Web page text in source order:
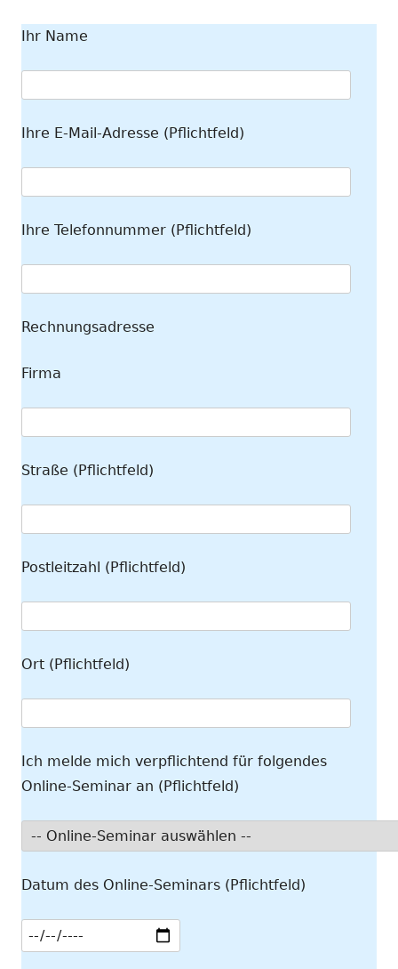
Ihr Name
Ihre E-Mail-Adresse (Pflichtfeld)
Ihre Telefonnummer (Pflichtfeld)
Rechnungsadresse
Firma
Straße (Pflichtfeld)
Postleitzahl (Pflichtfeld)
Ort (Pflichtfeld)
Ich melde mich verpflichtend für folgendes
Online-Seminar an (Pflichtfeld)
Datum des Online-Seminars (Pflichtfeld)